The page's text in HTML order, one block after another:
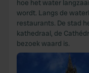
hoe het water
wordt. Langs de
restaurants. De stad
kathedraal, de
bezoek waard is.